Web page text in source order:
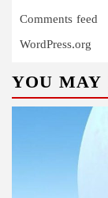
Comments feed
WordPress.org
YOU MAY